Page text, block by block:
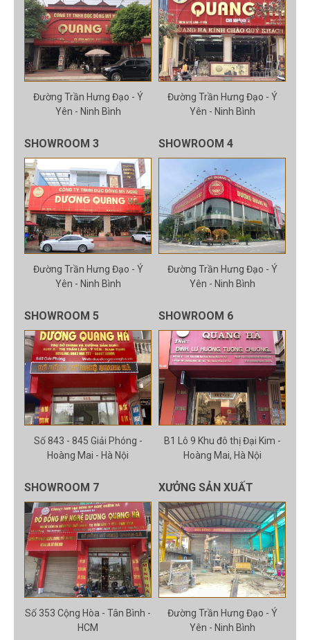
Đường Trần Hưng Đạo - Ý
Yên - Ninh Bình
Đường Trần Hưng Đạo - Ý
Yên - Ninh Bình
SHOWROOM 3
Đường Trần Hưng Đạo - Ý
Yên - Ninh Bình
SHOWROOM 4
Đường Trần Hưng Đạo - Ý
Yên - Ninh Bình
SHOWROOM 5
Số 843 - 845 Giải Phóng -
Hoàng Mai - Hà Nội
SHOWROOM 6
B1 Lô 9 Khu đô thị Đại Kim -
Hoàng Mai, Hà Nội
SHOWROOM 7
Số 353 Cộng Hòa - Tân Bình -
HCM
XƯỞNG SẢN XUẤT
Đường Trần Hưng Đạo - Ý
Yên - Ninh Bình